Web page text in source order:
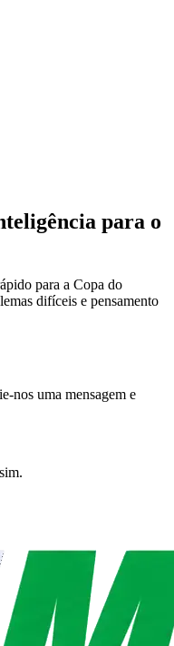
para o
para a Copa do
difíceis e pensamento
nos uma mensagem e